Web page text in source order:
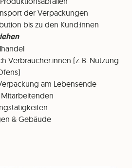
der Verpackungen
bis zu den Kund:innen
Verbraucher:innen (z. B. Nutzung
am Lebensende
& Gebäude